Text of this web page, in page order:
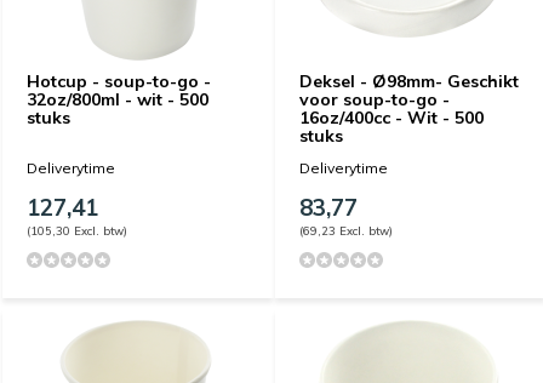
Hotcup - soup-to-go -
32oz/800ml - wit - 500
stuks
Deliverytime
127,41
(105,30 Excl. btw)
Deksel - Ø98mm- Geschikt
voor soup-to-go -
16oz/400cc - Wit - 500
stuks
Deliverytime
83,77
(69,23 Excl. btw)